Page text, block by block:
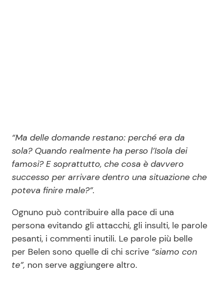
“Ma delle domande restano: perché era da
sola? Quando realmente ha perso l’Isola dei
famosi? E soprattutto, che cosa è davvero
successo per arrivare dentro una situazione che
poteva finire male?”.
Ognuno può contribuire alla pace di una
persona evitando gli attacchi, gli insulti, le parole
pesanti, i commenti inutili. Le parole più belle
per Belen sono quelle di chi scrive “siamo con
te”, non serve aggiungere altro.